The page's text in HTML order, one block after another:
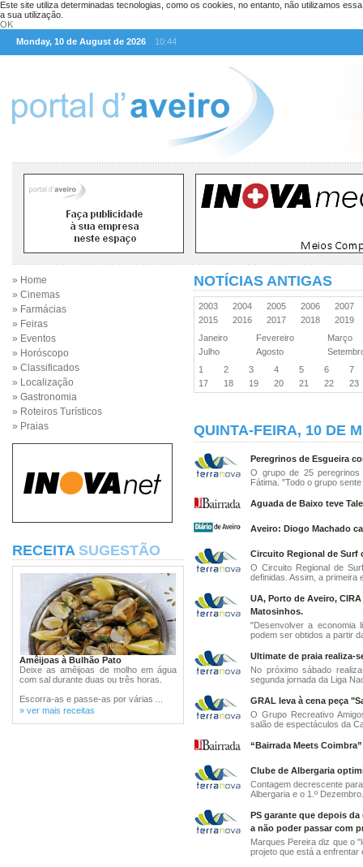
Este site utiliza determinadas tecnologias, como os cookies, no entanto, não utilizamos
a sua utilização.
OK
Monday, 10 de August de 2026
10:44
» Home
» Cinemas
» Farmácias
» Feiras
» Eventos
» Horóscopo
» Classificados
» Localização
» Gastronomia
» Roteiros Turísticos
» Praias
RECEITA SUGESTÃO
Amêijoas à Bulhão Pato
Deixe as amêijoas de molho em água
com sal durante duas ou três horas.
Escorra-as e passe-as por várias ...
» ver mais receitas
NOTÍCIAS ANTIGAS
2003 2004 2005 2006
2007
2015
2016 2017 2018
2019
Janeiro
Fevereiro
Março
Julho
Agosto
1
2 3 4 5 6
7
17
18 19 20 21 22 23
QUINTA-FEIRA, 10 DE
Peregrinos de Esgueira
O grupo de 25
Fátima. "Todo o grupo
Aguada de Baixo teve
Aveiro: Diogo Machado
Circuito Regional de Surf
O Circuito Regional de
definidas. Assim, a primeira
UA, Porto de Aveiro,
Matosinhos.
"Desenvolver a economia
podem ser obtidos a partir
Ultimate de praia realiza-
No próximo sábado
segunda jornada da Liga
GRAL leva à cena peça
O Grupo Recreativo
salão de espectáculos da
“Bairrada Meets
Clube de Albergaria
Contagem decrescente
Albergaria e o 1.º
PS garante que depois
a não poder passar com
Marques Pereira diz que o
projeto que está a enfrentar